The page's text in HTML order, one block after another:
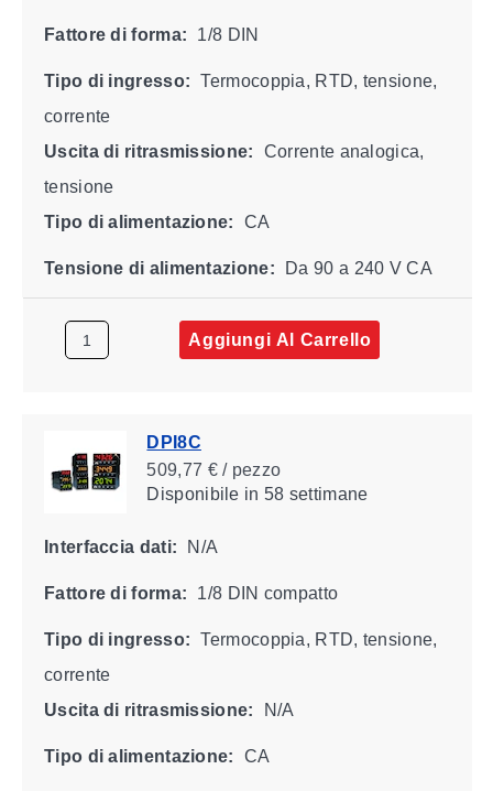
Fattore di forma: 1/8 DIN
Tipo di ingresso: Termocoppia, RTD, tensione,
corrente
Uscita di ritrasmissione:
Corrente analogica,
tensione
Tipo di alimentazione:
CA
Tensione di alimentazione: Da 90 a 240 V CA
Aggiungi Al Carrello
DPI8C
509,77 € / pezzo
Disponibile in 58 settimane
Interfaccia dati: N/A
Fattore di forma: 1/8 DIN compatto
Tipo di ingresso: Termocoppia, RTD, tensione,
corrente
Uscita di ritrasmissione:
N/A
Tipo di alimentazione: CA